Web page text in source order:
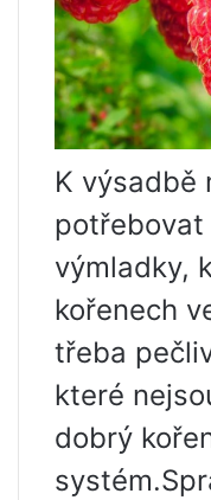
K výsadbě
potřebovat
výmladky,
kořenech
třeba
které
dobrý